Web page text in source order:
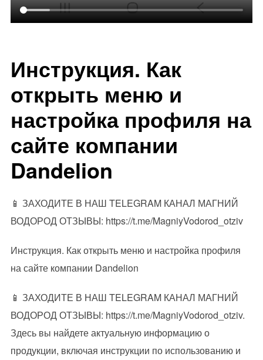
Инструкция. Как
открыть меню и
настройка профиля на
сайте компании
Dandelion
📱 ЗАХОДИТЕ В НАШ TELEGRAM КАНАЛ МАГНИЙ
ВОДОРОД ОТЗЫВЫ: https://t.me/MagniyVodorod_otziv
Инструкция. Как открыть меню и настройка профиля
на сайте компании Dandelion
📱 ЗАХОДИТЕ В НАШ TELEGRAM КАНАЛ МАГНИЙ
ВОДОРОД ОТЗЫВЫ: https://t.me/MagniyVodorod_otziv.
Здесь вы найдете актуальную информацию о
продукции, включая инструкции по использованию и